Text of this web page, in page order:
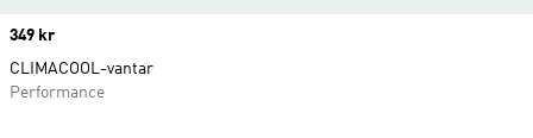
Price
349 kr
CLIMACOOL-vantar
Performance